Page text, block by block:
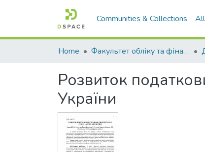
Communities & Collections
Home Факультет обліку та фінансів
Розвиток
України